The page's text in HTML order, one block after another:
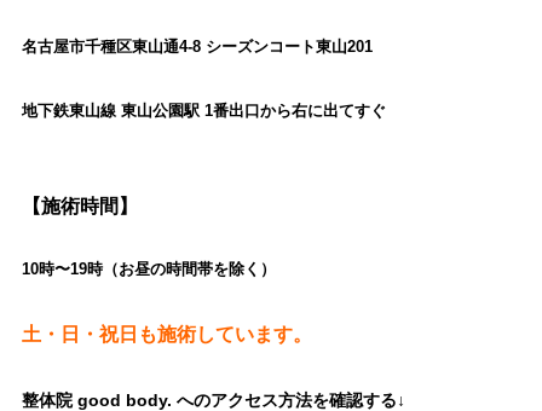
名古屋市千種区東山通4-8 シーズンコート東山201
地下鉄東山線 東山公園駅 1番出口から右に出てすぐ
【施術時間】
10時〜19時（お昼の時間帯を除く）
土・日・祝日も施術しています。
整体院 good body. へのアクセス方法を確認する↓